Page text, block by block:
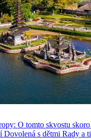
O tomto skvostu
Dovolená s dětmi Rady a